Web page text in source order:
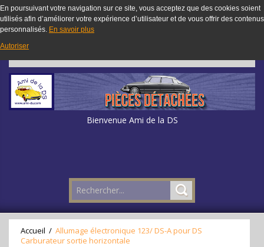
En poursuivant votre navigation sur ce site, vous acceptez que des cookies soient
utilisés afin d’améliorer votre expérience d’utilisateur et de vous offrir des contenus
personnalisés. En savoir plus
Autoriser
Bienvenue Ami de la DS
Accueil / Allumage électronique 123/ DS-A pour DS
Carburateur sortie horizontale